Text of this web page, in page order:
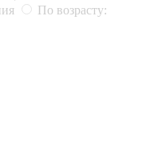
По возрасту: